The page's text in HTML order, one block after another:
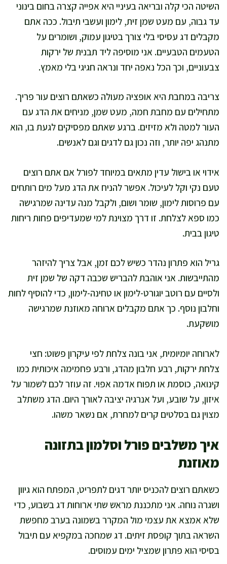
השיטה הכי קלה ובריאה בעיניי היא אפייה קצרה בחום בינוני
עד גבוה, עם מעט שמן זית, לימון ועשבי תיבול. ככה אתם
מקבלים דג עסיסי בלי צורך בטיגון עמוק, ושומרים על
הטעמים הטבעיים. אני מוסיפה ליד תבנית של ירקות
צבעוניים, וכך הכל נאפה יחד ונראה חגיגי בלי מאמץ.
צריבה במחבת היא אופציה מעולה כשאתם רוצים עור פריך.
מתחילים עם מחבת חמה, מעט שמן, מניחים את הדג עם
העור למטה ולא מזיזים. ברגע שאתם מפסיקים לגעת בו, הוא
מתנהג יפה יותר, וזה נכון גם לדגים וגם לאנשים.
אידוי או בישול עדין מתאים במיוחד לפורל אם אתם רוצים
טעם נקי וקל לעיכול. אפשר להניח את הדג מעל מים רותחים
עם פרוסות לימון, שומר ושום, ולקבל מנה עדינה שמרגישה
כמו ספא לצלחת. זו דרך מצוינת למי שמעדיפים פחות ריחות
טיגון בבית.
גריל הוא פתרון נהדר כשיש לכם זמן, אבל צריך להיזהר
מהתייבשות. אני אוהבת להבריש שכבה דקה של שמן זית
ולסיים עם רוטב יוגורט-לימון או טחינה-לימון, כדי להוסיף לחות
וחלבון נוסף. כך אתם מקבלים ארוחה מאוזנת שמרגישה
מושקעת.
לארוחה יומיומית, אני בונה צלחת לפי עיקרון פשוט: חצי
צלחת ירקות, רבע חלבון מהדג, ורבע פחמימה איכותית כמו
קינואה, כוסמת או תפוח אדמה אפוי. זה עוזר לכם לשמור על
איזון, על שובע, ועל אנרגיה יציבה לאורך היום. הדג משתלב
מצוין גם בסלטים קרים למחרת, אם נשאר משהו.
איך משלבים פורל וסלמון בתזונה
מאוזנת
כשאתם רוצים להכניס יותר דגים לתפריט, המפתח הוא גיוון
ושגרה נוחה. אני מתכננת מראש שתי ארוחות דג בשבוע, כדי
שלא אמצא את עצמי מול המקרר בשמונה בערב מחפשת
השראה בתוך קופסת זיתים. דג שמחכה במקפיא עם תיבול
בסיסי הוא פתרון שמציל ימים עמוסים.